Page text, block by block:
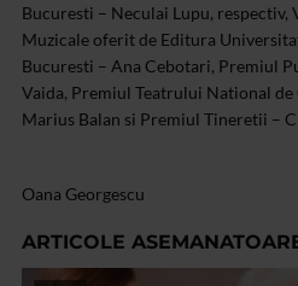
Bucuresti – Neculai Lupu,
Muzicale oferit de Editura
Bucuresti – Ana Cebotari, Premiul
Vaida, Premiul Teatrului National de
Marius Balan si Premiul Tineretii –
Oana Georgescu
ARTICOLE